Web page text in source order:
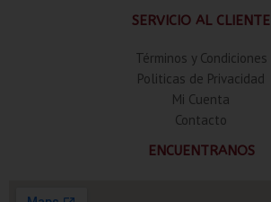
SERVICIO AL CLIENTE
Términos y Condiciones
Politicas de Privacidad
Mi Cuenta
Contacto
ENCUENTRANOS